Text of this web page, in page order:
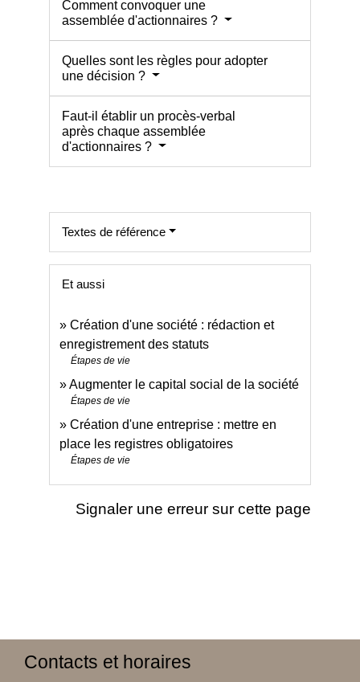
Comment convoquer une
assemblée d'actionnaires ?
Quelles sont les règles pour adopter
une décision ?
Faut-il établir un procès-verbal
après chaque assemblée
d'actionnaires ?
Textes de référence
Et aussi
Création d'une société : rédaction et
enregistrement des statuts
Étapes de vie
Augmenter le capital social de la société
Étapes de vie
Création d'une entreprise : mettre en
place les registres obligatoires
Étapes de vie
Signaler une erreur sur cette page
Contacts et horaires